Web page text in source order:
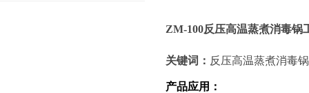
ZM-100反压高温蒸煮消毒锅
关键词： 反压高温蒸煮消毒
产品应用：